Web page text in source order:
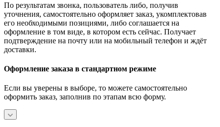
По результатам звонка, пользователь либо, получив
уточнения, самостоятельно оформляет заказ, укомплектовав
его необходимыми позициями, либо соглашается на
оформление в том виде, в котором есть сейчас. Получает
подтверждение на почту или на мобильный телефон и ждёт
доставки.
Оформление заказа в стандартном режиме
Если вы уверены в выборе, то можете самостоятельно
оформить заказ, заполнив по этапам всю форму.